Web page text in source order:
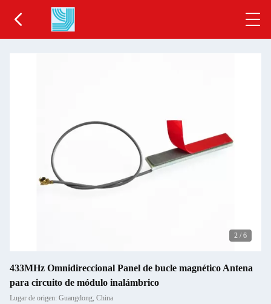
2 / 6
433MHz Omnidireccional Panel de bucle magnético Antena
para circuito de módulo inalámbrico
Lugar de origen: Guangdong, China